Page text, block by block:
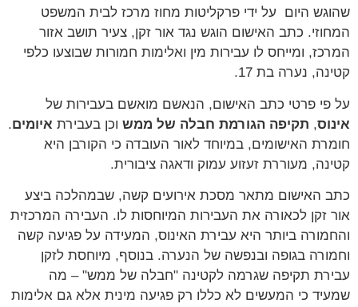
שהוגש היום על ידי פרקליטות מחוז מרכז לבית המשפט
המחוזי. כתב האישום הוגש נגד אור זקן, צעיר תושב אזור
המרכז, ומייחס לו עבירות מין ואלימות חמורות שבוצעו כלפי
קטינה, נערה בת 17.
על פי פרטי כתב האישום, הנאשם מואשם בעבירות של
אינוס, תקיפה הגורמת חבלה של ממש וכן בעבירת איומים.
חומרת האישומים, במיוחד לאור העובדה כי הקורבן היא
קטינה, מעוררת זעזוע עמוק ודאגה ציבורית.
כתב האישום מתאר מסכת אירועים קשה, שבמהלכה ביצע
אור זקן לכאורה את העבירות המיוחסות לו. העבירה המרכזית
והחמורה ביותר היא עבירת האינוס, המעידה על פגיעה קשה
וחמורה בגופה ובנפשה של הנערה. בנוסף, מיוחסת לזקן
עבירת תקיפה שגרמה לקטינה "חבלה של ממש" – מה
שמעיד כי המעשים לא כללו רק פגיעה מינית אלא גם אלימות